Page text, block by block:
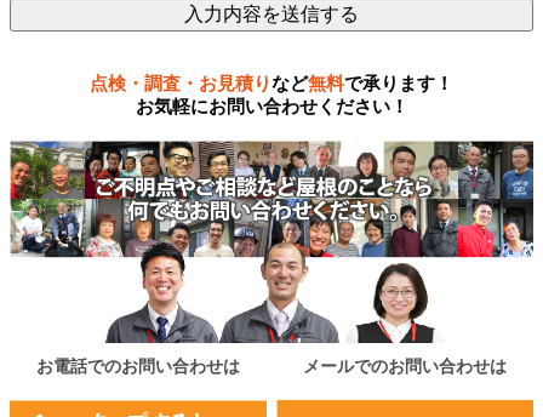
点検・調査・お見積りなど無料で承ります！
お気軽にお問い合わせください！
お電話でのお問い合わせは メールでのお問い合わせは